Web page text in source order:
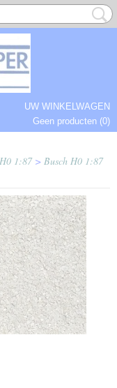
UW WINKELWAGEN
Geen producten (0)
1:87> Busch H0 1:87